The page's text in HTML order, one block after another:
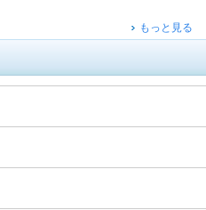
もっと見る